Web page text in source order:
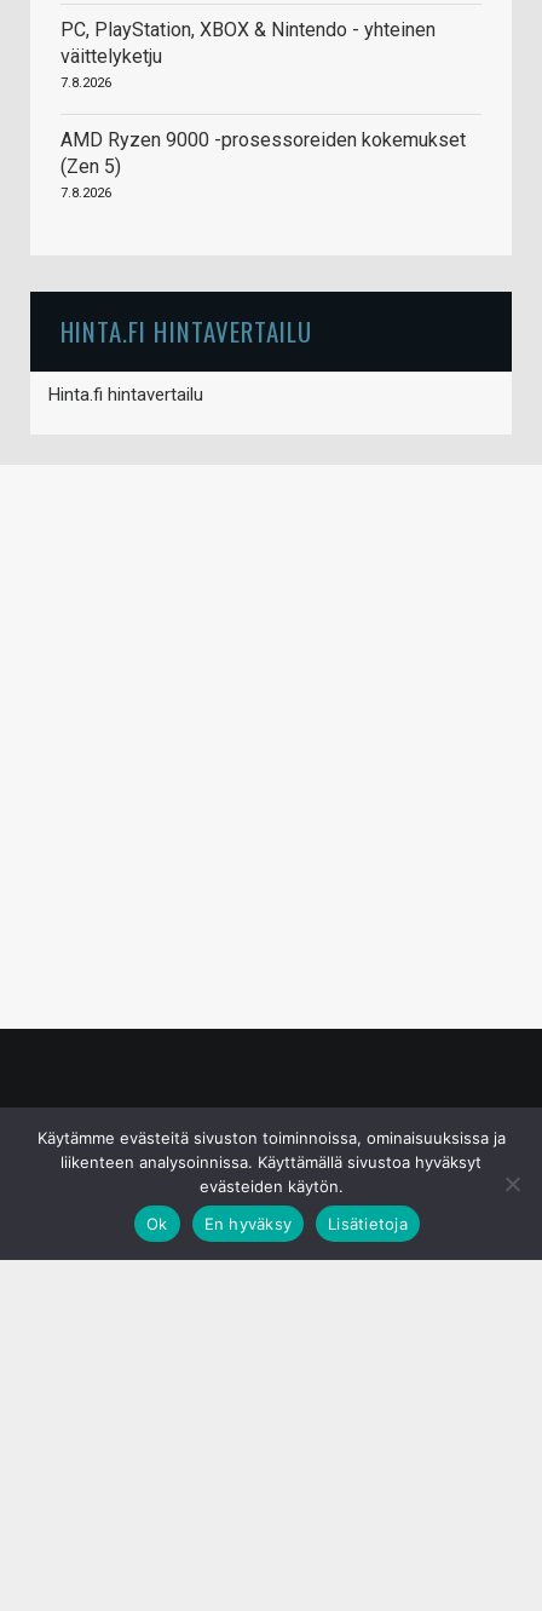
PC, PlayStation, XBOX & Nintendo - yhteinen
väittelyketju
7.8.2026
AMD Ryzen 9000 -prosessoreiden kokemukset
(Zen 5)
7.8.2026
HINTA.FI HINTAVERTAILU
Hinta.fi hintavertailu
Käytämme evästeitä sivuston toiminnoissa, ominaisuuksissa ja
liikenteen analysoinnissa. Käyttämällä sivustoa hyväksyt
evästeiden käytön.
Ok
En hyväksy Lisätietoja